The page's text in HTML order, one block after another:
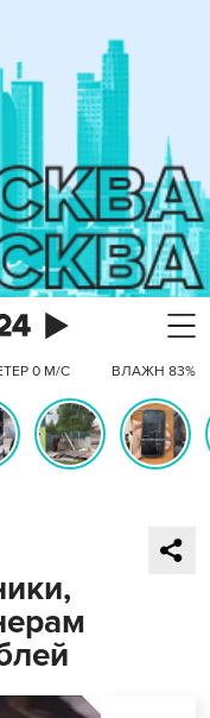
0 М/С ВЛАЖН 83%